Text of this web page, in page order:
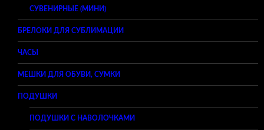
СУВЕНИРНЫЕ (МИНИ)
БРЕЛОКИ ДЛЯ СУБЛИМАЦИИ
ЧАСЫ
МЕШКИ ДЛЯ ОБУВИ, СУМКИ
ПОДУШКИ
ПОДУШКИ С НАВОЛОЧКАМИ